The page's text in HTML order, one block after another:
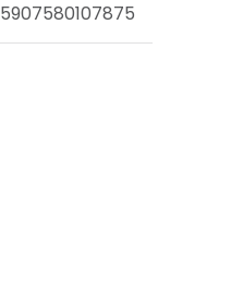
5907580107875